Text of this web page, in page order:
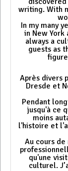
writing. With
In my many
in New
always a
guests as
Après divers
Dresde et
Pendant
jusqu'à ce
moins
l'histoire et
Au cours de
qu'une
culturel.